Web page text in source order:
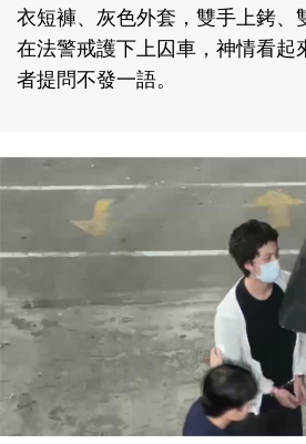
衣短褲、灰色外套，雙手上銬、
在法警戒護下上囚車，神情看起
者提問不發一語。